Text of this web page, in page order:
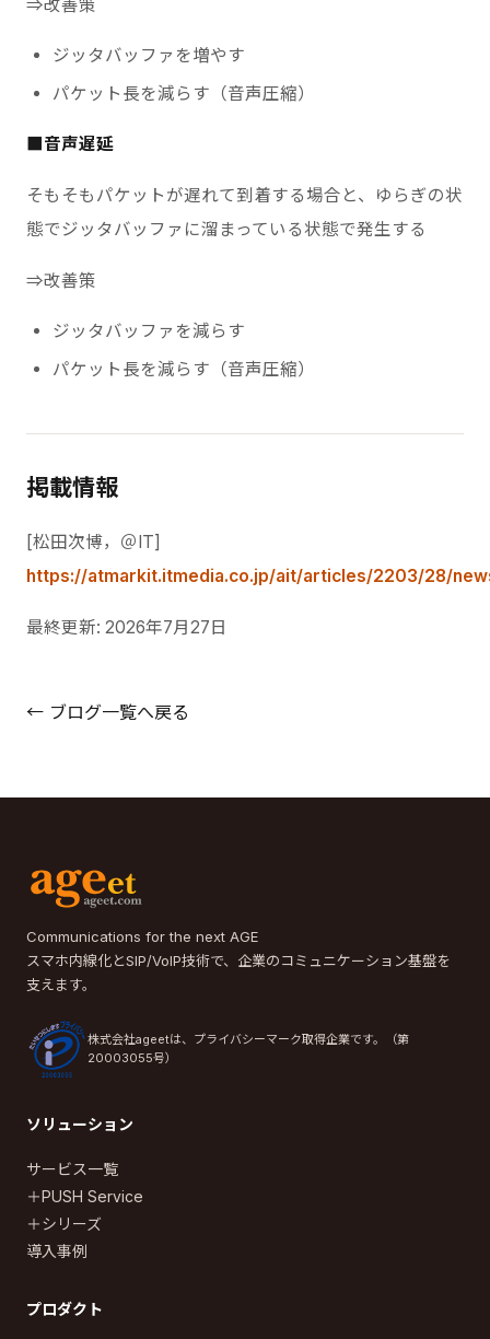
⇒改善策
ジッタバッファを増やす
パケット長を減らす（音声圧縮）
■音声遅延
そもそもパケットが遅れて到着する場合と、ゆらぎの状
態でジッタバッファに溜まっている状態で発生する
⇒改善策
ジッタバッファを減らす
パケット長を減らす（音声圧縮）
掲載情報
[松田次博，＠IT]
https://atmarkit.itmedia.co.jp/ait/articles/2203/28/
最終更新: 2026年7月27日
← ブログ一覧へ戻る
Communications for the next AGE
スマホ内線化とSIP/VoIP技術で、企業のコミュニケーション基盤を
支えます。
株式会社ageetは、プライバシーマーク取得企業です。（第
20003055号）
ソリューション
サービス一覧
＋PUSH Service
＋シリーズ
導入事例
プロダクト